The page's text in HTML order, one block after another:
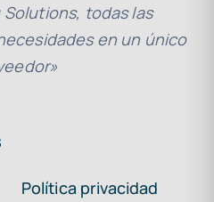
Solutions, todas las
en un único
Política privacidad